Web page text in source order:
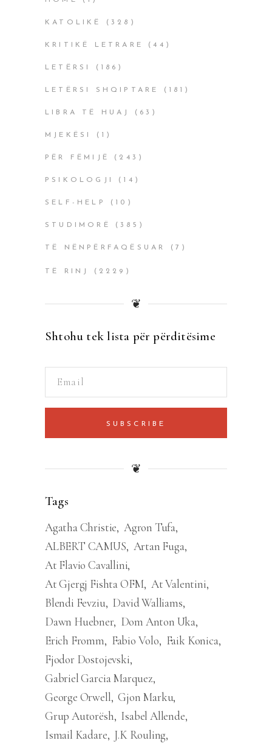
KATOLIKË (328)
KRITIKË LETRARE (44)
LETËRSI (186)
LETËRSI SHQIPTARE (181)
LIBRA TË HUAJ (63)
MJEKËSI (1)
PËR FËMIJË (243)
PSIKOLOGJI (14)
SELF-HELP (10)
STUDIMORË (385)
TË NËNPËRFAQËSUAR (7)
TË RINJ (2229)
❦
Shtohu tek lista për përditësime
SUBSCRIBE
❦
Tags
Agatha Christie Agron Tufa
ALBERT CAMUS Artan Fuga
At Flavio Cavallini
At Gjergj Fishta OFM At Valentini
Blendi Fevziu David Walliams
Dawn Huebner Dom Anton Uka
Erich Fromm
Fabio Volo
Faik Konica
Fjodor Dostojevski
Gabriel Garcia Marquez
George Orwell Gjon Marku
Grup Autorësh Isabel Allende
Ismail Kadare J.K Rouling